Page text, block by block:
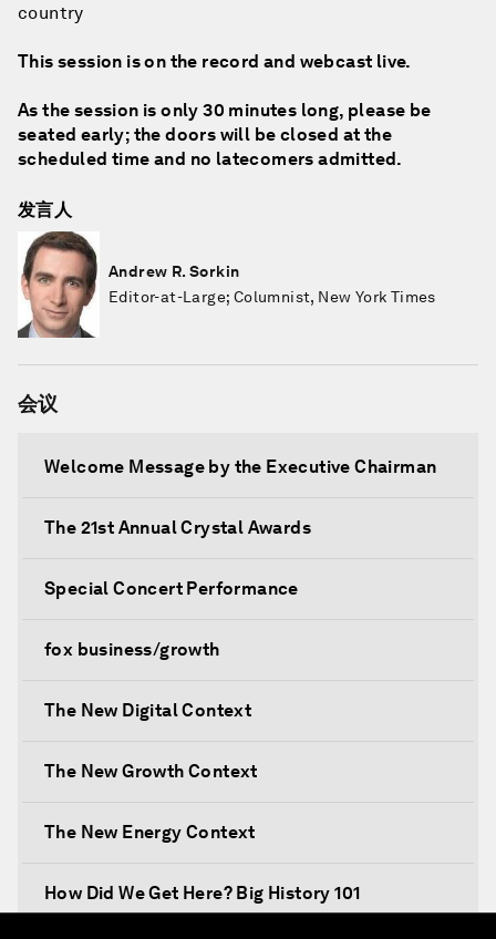
country
This session is on the record and webcast live.
As the session is only 30 minutes long, please be
seated early; the doors will be closed at the
scheduled time and no latecomers admitted.
发言人
Andrew R. Sorkin
Editor-at-Large; Columnist, New York Times
会议
Welcome Message by the Executive Chairman
The 21st Annual Crystal Awards
Special Concert Performance
fox business/growth
The New Digital Context
The New Growth Context
The New Energy Context
How Did We Get Here? Big History 101